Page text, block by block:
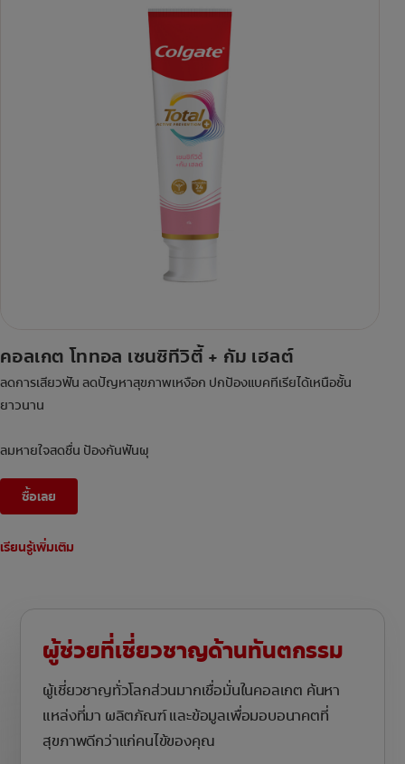
คอลเกต โททอล เซนซิทีวิตี้ + กัม เฮลต์
ลดการเสียวฟัน ลดปัญหาสุขภาพเหงือก ปกป้องแบคทีเรียได้เหนือชั้น
ยาวนาน
ลมหายใจสดชื่น ป้องกันฟันผุ
ซื้อเลย
เรียนรู้เพิ่มเติม
ผู้ช่วยที่เชี่ยวชาญด้านทันตกรรม
ผู้เชี่ยวชาญทั่วโลกส่วนมากเชื่อมั่นในคอลเกต ค้นหา
แหล่งที่มา ผลิตภัณฑ์ และข้อมูลเพื่อมอบอนาคตที่
สุขภาพดีกว่าแก่คนไข้ของคุณ